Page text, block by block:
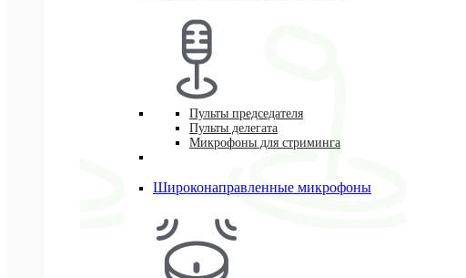
Пульты председателя
Пульты делегата
Микрофоны для стриминга
Широконаправленные микрофоны